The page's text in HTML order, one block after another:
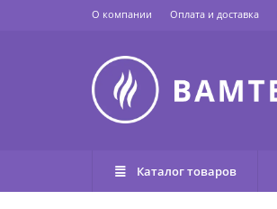
О компании Оплата и доставка
Каталог товаров